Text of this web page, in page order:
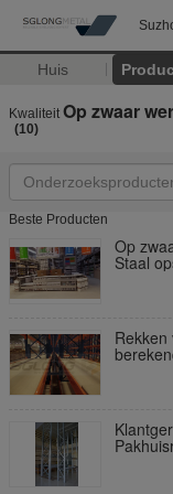
Huis
Kwaliteit Op zwaar
(10)
Beste Producten
Op
Staal